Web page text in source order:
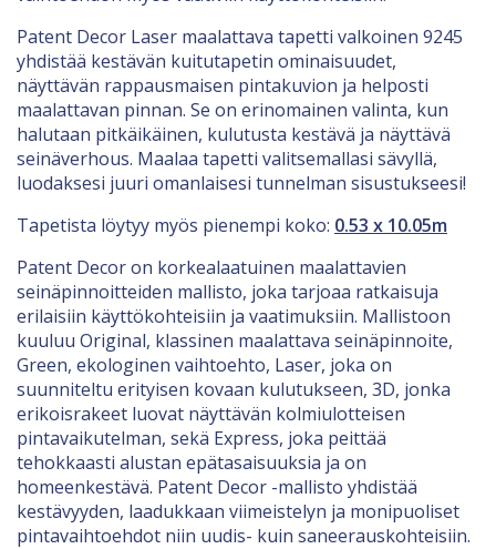
Patent Decor Laser maalattava tapetti valkoinen 9245
yhdistää kestävän kuitutapetin ominaisuudet,
näyttävän rappausmaisen pintakuvion ja helposti
maalattavan pinnan. Se on erinomainen valinta, kun
halutaan pitkäikäinen, kulutusta kestävä ja näyttävä
seinäverhous. Maalaa tapetti valitsemallasi sävyllä,
luodaksesi juuri omanlaisesi tunnelman sisustukseesi!
Tapetista löytyy myös pienempi koko: 0.53 x 10.05m
Patent Decor on korkealaatuinen maalattavien
seinäpinnoitteiden mallisto, joka tarjoaa ratkaisuja
erilaisiin käyttökohteisiin ja vaatimuksiin. Mallistoon
kuuluu Original, klassinen maalattava seinäpinnoite,
Green, ekologinen vaihtoehto, Laser, joka on
suunniteltu erityisen kovaan kulutukseen, 3D, jonka
erikoisrakeet luovat näyttävän kolmiulotteisen
pintavaikutelman, sekä Express, joka peittää
tehokkaasti alustan epätasaisuuksia ja on
homeenkestävä. Patent Decor -mallisto yhdistää
kestävyyden, laadukkaan viimeistelyn ja monipuoliset
pintavaihtoehdot niin uudis- kuin saneerauskohteisiin.